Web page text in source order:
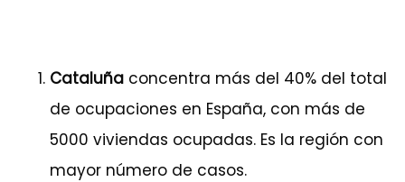
Cataluña concentra más del 40% del total
de ocupaciones en España, con más de
5000 viviendas ocupadas. Es la región con
mayor número de casos.